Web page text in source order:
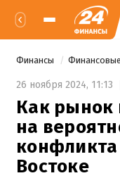
Финансы
26 ноября 2024, 11:13
Как рынок
на
Востоке